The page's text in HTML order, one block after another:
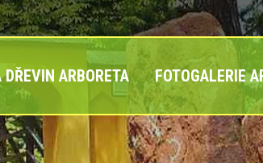
DŘEVIN ARBORETA FOTOGALERIE